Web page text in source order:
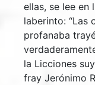
ellas, se lee en
laberinto: “Las
profanaba
la Licciones
fray Jerónimo